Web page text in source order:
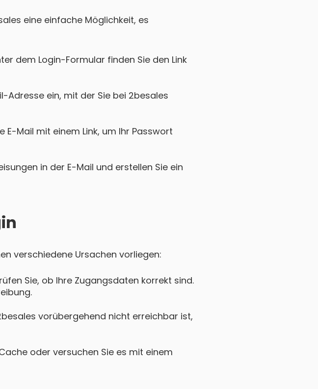
eine einfache Möglichkeit, es
dem Login-Formular finden Sie den Link
Adresse ein, mit der Sie bei 2besales
Mail mit einem Link, um Ihr Passwort
in der E-Mail und erstellen Sie ein
verschiedene Ursachen vorliegen:
Sie, ob Ihre Zugangsdaten korrekt sind.
vorübergehend nicht erreichbar ist,
oder versuchen Sie es mit einem